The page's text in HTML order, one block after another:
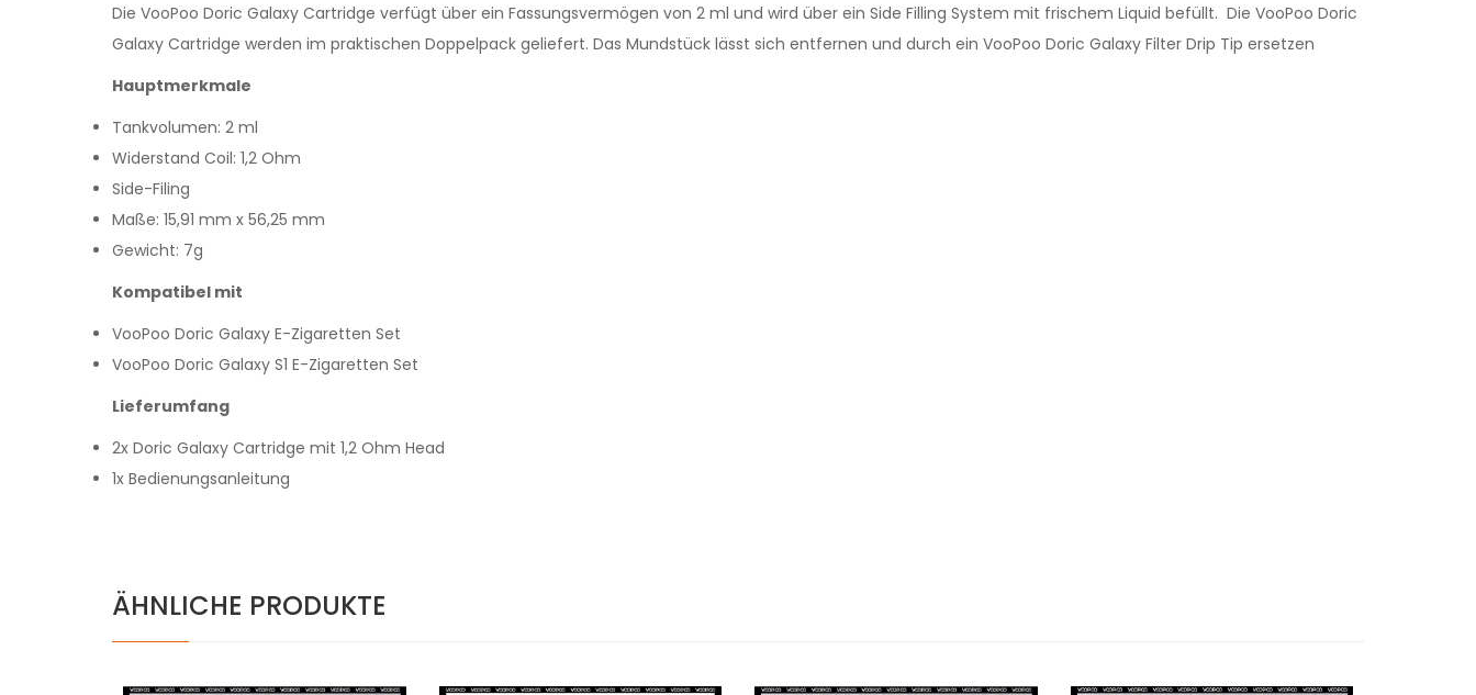
Die VooPoo Doric Galaxy Cartridge verfügt über ein Fassungsvermögen von 2 ml und wird über ein Side Filling System mit frischem Liquid befüllt. Die VooPoo Doric
Galaxy Cartridge werden im praktischen Doppelpack geliefert. Das Mundstück lässt sich entfernen und durch ein VooPoo Doric Galaxy Filter Drip Tip ersetzen
Hauptmerkmale
Tankvolumen: 2 ml
Widerstand Coil: 1,2 Ohm
Side-Filing
Maße: 15,91 mm x 56,25 mm
Gewicht: 7g
Kompatibel mit
VooPoo Doric Galaxy E-Zigaretten Set
VooPoo Doric Galaxy S1 E-Zigaretten Set
Lieferumfang
2x Doric Galaxy Cartridge mit 1,2 Ohm Head
1x Bedienungsanleitung
ÄHNLICHE PRODUKTE